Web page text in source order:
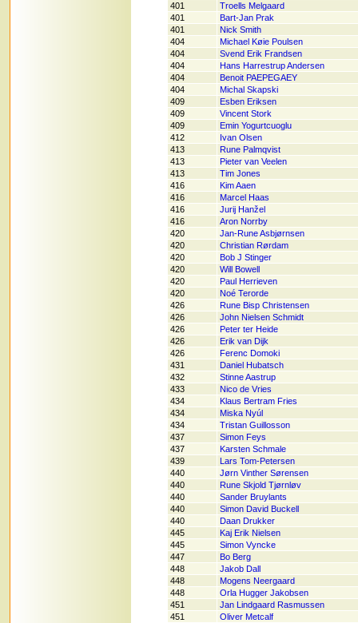
401
Troells Melgaard
401
Bart-Jan Prak
401
Nick Smith
404
Michael Køie Poulsen
404
Svend Erik Frandsen
404
Hans Harrestrup Andersen
404
Benoit PAEPEGAEY
404
Michal Skapski
409
Esben Eriksen
409
Vincent Stork
409
Emin Yogurtcuoglu
412
Ivan Olsen
413
Rune Palmqvist
413
Pieter van Veelen
413
Tim Jones
416
Kim Aaen
416
Marcel Haas
416
Jurij Hanžel
416
Aron Norrby
420
Jan-Rune Asbjørnsen
420
Christian Rørdam
420
Bob J Stinger
420
Will Bowell
420
Paul Herrieven
420
Noé Terorde
426
Rune Bisp Christensen
426
John Nielsen Schmidt
426
Peter ter Heide
426
Erik van Dijk
426
Ferenc Domoki
431
Daniel Hubatsch
432
Stinne Aastrup
433
Nico de Vries
434
Klaus Bertram Fries
434
Miska Nyúl
434
Tristan Guillosson
437
Simon Feys
437
Karsten Schmale
439
Lars Tom-Petersen
440
Jørn Vinther Sørensen
440
Rune Skjold Tjørnløv
440
Sander Bruylants
440
Simon David Buckell
440
Daan Drukker
445
Kaj Erik Nielsen
445
Simon Vyncke
447
Bo Berg
448
Jakob Dall
448
Mogens Neergaard
448
Orla Hugger Jakobsen
451
Jan Lindgaard Rasmussen
451
Oliver Metcalf